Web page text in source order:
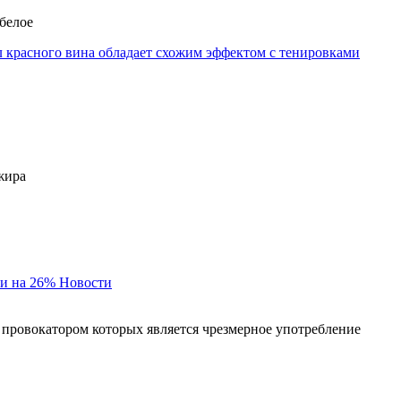
красного вина обладает схожим эффектом с тенировками
на 26% Новости
которых является чрезмерное употребление